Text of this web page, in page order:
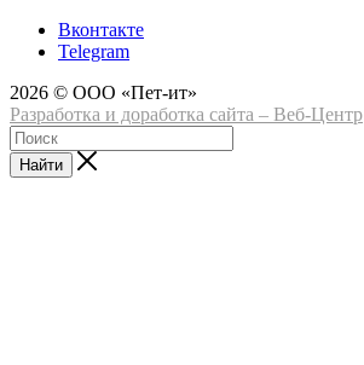
Вконтакте
Telegram
2026 © ООО «Пет-ит»
Разработка и доработка сайта – Веб-Центр
Найти